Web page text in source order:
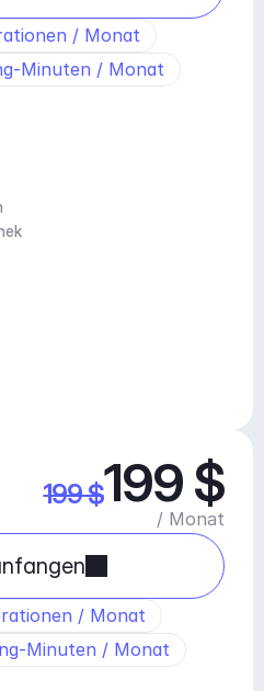
/ Monat
Minuten / Monat
199 $199 $
/ Monat
/ Monat
Minuten / Monat